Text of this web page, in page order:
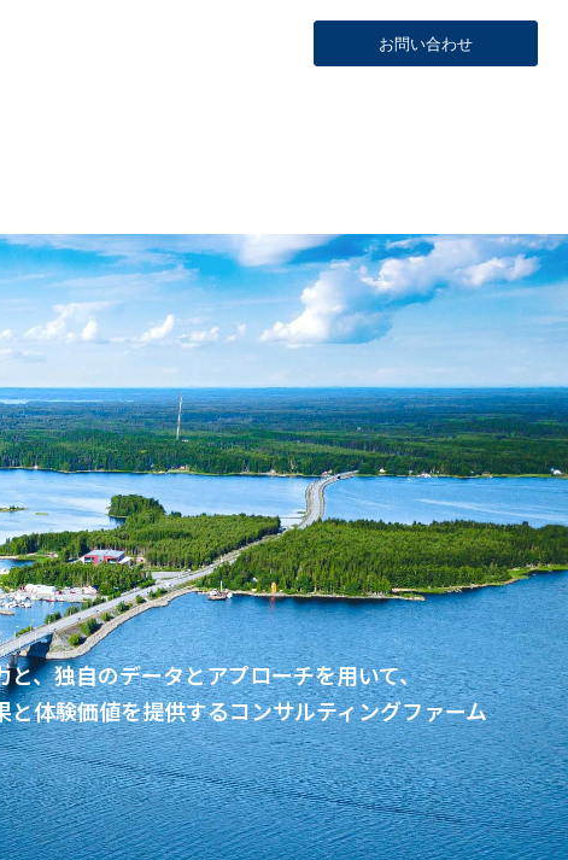
お問い合わせ
と、独自のデータとアプローチを用いて、
と体験価値を提供するコンサルティングファーム